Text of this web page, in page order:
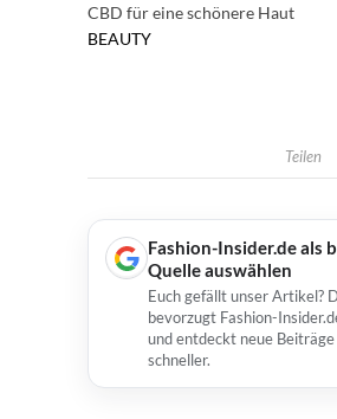
CBD für eine schönere Haut
BEAUTY
Teilen
Fashion-Insider.de als
Quelle auswählen
Euch gefällt unser Artikel?
bevorzugt Fashion-
und entdeckt neue
schneller.